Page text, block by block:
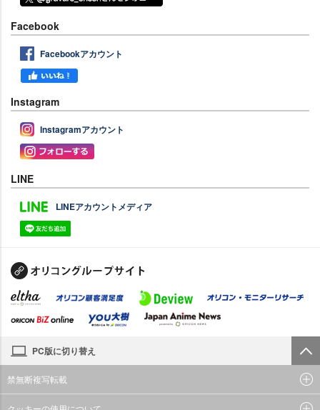
Facebook
Facebookアカウント
Instagram
Instagramアカウント
LINE
LINEアカウントメディア
PC版に切り替え
禁無断複写転載